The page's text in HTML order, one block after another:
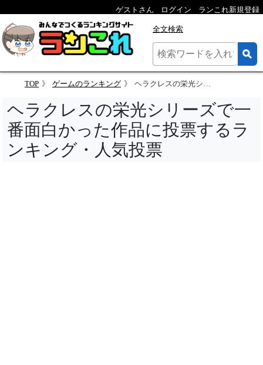
ゲストさん ログイン ランこれ新規登録
全文検索
TOP ゲームのランキング ヘラクレスの栄光シリーズで一番面白かった作品に投票するランキング
ヘラクレスの栄光シリーズで一
番面白かった作品に投票するラ
ンキング・人気投票